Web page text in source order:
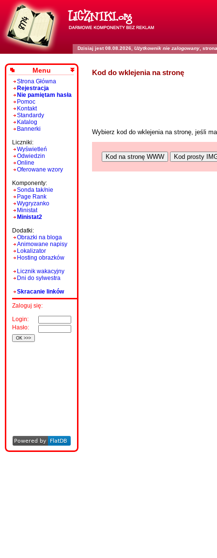
Dzisiaj jest 08.08.2026, Użytkownik nie zalogowany ,
Menu
Strona Główna
Rejestracja
Nie pamiętam hasła
Pomoc
Kontakt
Standardy
Katalog
Bannerki
Liczniki:
Wyświetleń
Odwiedzin
Online
Oferowane wzory
Komponenty:
Sonda tak/nie
Page Rank
Wygryzanko
Ministat
Ministat2
Dodatki:
Obrazki na bloga
Animowane napisy
Lokalizator
Hosting obrazków
Licznik wakacyjny
Dni do sylwestra
Skracanie linków
Zaloguj się:
Login:
Hasło:
Kod do wklejenia na stronę
Wybierz kod do wklejenia na stronę, jeśli
Kod na stronę WWW Kod prosty